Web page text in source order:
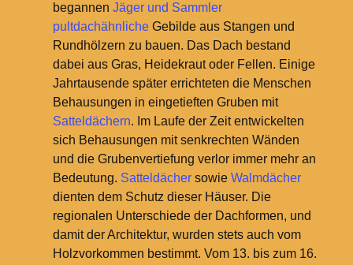
begannen Jäger und Sammler
pultdachähnlicheGebilde aus Stangen und
Rundhölzern zu bauen. Das Dach bestand
dabei aus Gras, Heidekraut oder Fellen. Einige
Jahrtausende später errichteten die Menschen
Behausungen in eingetieften Gruben mit
Satteldächern. Im Laufe der Zeit entwickelten
sich Behausungen mit senkrechten Wänden
und die Grubenvertiefung verlor immer mehr an
Bedeutung. Satteldächersowie Walmdächer
dienten dem Schutz dieser Häuser. Die
regionalen Unterschiede der Dachformen, und
damit der Architektur, wurden stets auch vom
Holzvorkommen bestimmt. Vom 13. bis zum 16.